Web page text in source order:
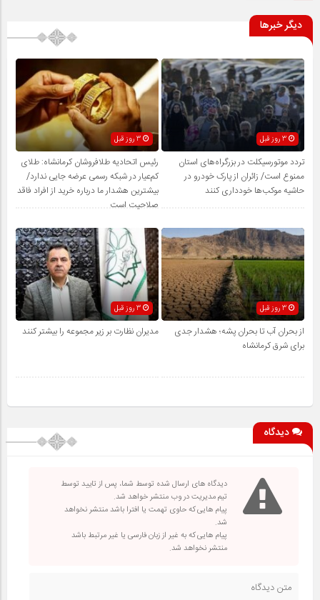
دیگر خبرها
3 روز قبل
تردد موتورسیکلت در بزرگراه‌های استان
ممنوع است/ زائران از پارک خودرو در
حاشیه موکب‌ها خودداری کنند
رئیس اتحادیه طلافروشان کرمانشاه: طلای
کم‌عیار در شبکه رسمی عرضه جایی ندارد/
بیشترین هشدار ما درباره خرید از افراد فاقد
صلاحیت است
3 روز قبل
از بحران آب تا بحران پشه؛ هشدار جدی
برای شرق کرمانشاه
مدیران نظارت بر زیر مجموعه را بیشتر کنند
دیدگاه
دیدگاه های ارسال شده توسط شما، پس از تایید توسط
تیم مدیریت در وب منتشر خواهد شد.
پیام هایی که حاوی تهمت یا افترا باشد منتشر نخواهد
شد.
پیام هایی که به غیر از زبان فارسی یا غیر مرتبط باشد
منتشر نخواهد شد.